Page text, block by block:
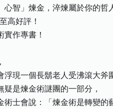
智」煉金，淬煉屬於你的哲
好評！
作專書！
一個長鬍老人受沸滾大斧
是煉金術謎團的一部分，
士會說：「煉金術是轉變的